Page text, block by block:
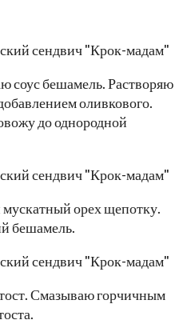
соус бешамель. Растворяю
оливкового.
до однородной
орех щепотку.
бешамель.
Смазываю горчичным